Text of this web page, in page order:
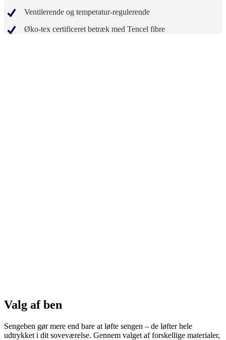
Ventilerende og temperatur-regulerende
Øko-tex certificeret betræk med Tencel fibre
Valg af ben
Sengeben gør mere end bare at løfte sengen – de løfter hele
udtrykket i dit soveværelse. Gennem valget af forskellige materialer,